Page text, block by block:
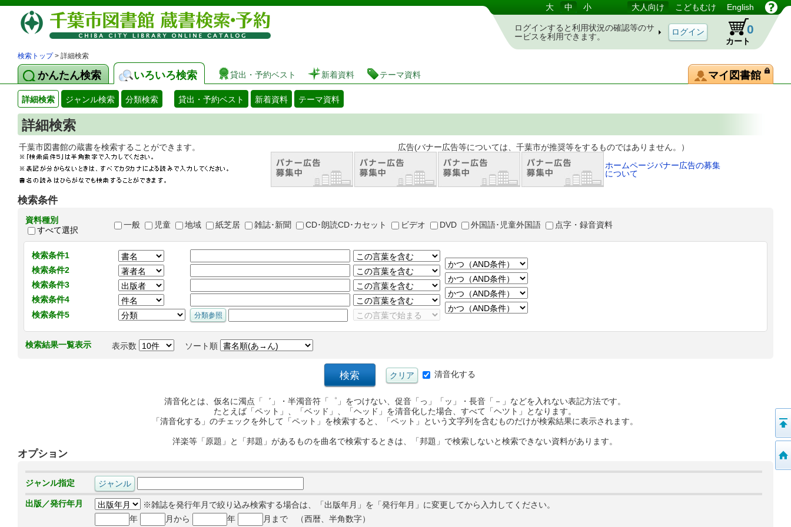
図書館 蔵書検索・予約システム 大 中 小 大人向け こどもむけ English
ログインすると利用状況の確認等のサ
ービスを利用できます。
カート
0
検索トップ> 詳細検索
かんたん検索 いろいろ検索 貸出・予約ベスト 新着資料 テーマ資料 マイ図書館
詳細検索 ジャンル検索 分類検索 貸出・予約ベスト 新着資料 テーマ資料
詳細検索
千葉市図書館の蔵書を検索することができます。 広告(バナー広告等については、千葉市が推奨等をするものではありません。）
ホームページバナー広告の募集
について
検索条件
資料種別
すべて選択
一般 児童 地域 紙芝居 雑誌･新聞 CD･朗読CD･カセット ビデオ DVD 外国語･児童外国語 点字・録音資料
検索条件1
検索条件2
検索条件3
検索条件4
検索条件5
検索結果一覧表示 表示数 ソート順
清音化する
清音化とは、仮名に濁点「゛」・半濁音符「゜」をつけない、促音「っ」「ッ」・長音「－」などを入れない表記方法です。
たとえば「ペット」、「ベッド」、「ヘッド」を清音化した場合、すべて「ヘツト」となります。
「清音化する」のチェックを外して「ペット」を検索すると、「ペット」という文字列を含むものだけが検索結果に表示されます。
洋楽等「原題」と「邦題」があるものを曲名で検索するときは、「邦題」で検索しないと検索できない資料があります。
オプション
ジャンル指定
出版／発行年月
※雑誌を発行年月で絞り込み検索する場合は、「出版年月」を「発行年月」に変更してから入力してください。
年
月から 年 月まで （西暦、半角数字）